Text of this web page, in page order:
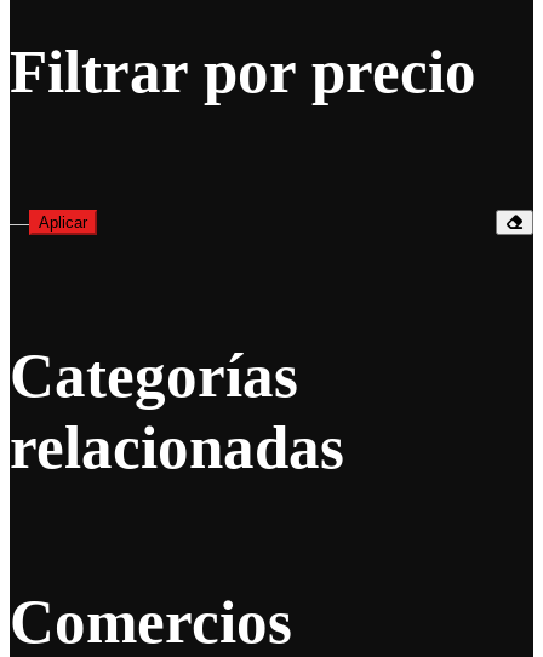
Filtrar por precio
— Aplicar
Categorías
relacionadas
Comercios